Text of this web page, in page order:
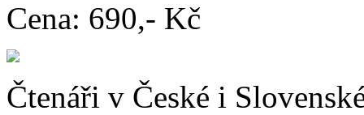
Cena: 690,- Kč
Čtenáři v České i